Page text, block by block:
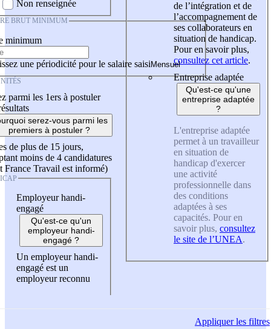
Non renseignée
BRUT MINIMUM
minimum
une périodicité pour le salaire saisi
parmi les 1ers à postuler
serez-vous parmi les
premiers à postuler ?
de plus de 15 jours,
moins de 4 candidatures
France Travail est informé)
Employeur handi-
engagé
Qu'est-ce qu'un
employeur handi-
engagé ?
Un employeur handi-
engagé est un
employeur reconnu
de l’intégration et de
l’accompagnement de
ses collaborateurs en
situation de handicap.
Pour en savoir plus,
consultez cet article.
Entreprise adaptée
Qu'est-ce qu'une
entreprise adaptée
?
L'entreprise adaptée
permet à un travailleur
en situation de
handicap d'exercer
une activité
professionnelle dans
des conditions
adaptées à ses
capacités. Pour en
savoir plus, consultez
le site de l’UNEA.
Appliquerles filtres